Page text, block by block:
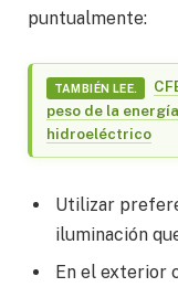
puntualmente:
TAMBIÉN LEE.
peso de la
hidroeléctrico
Utilizar
iluminación
En el exterior